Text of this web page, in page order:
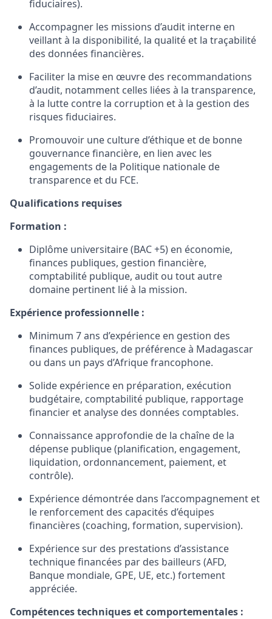
fiduciaires).
Accompagner les missions d’audit interne en
veillant à la disponibilité, la qualité et la traçabilité
des données financières.
Faciliter la mise en œuvre des recommandations
d’audit, notamment celles liées à la transparence,
à la lutte contre la corruption et à la gestion des
risques fiduciaires.
Promouvoir une culture d’éthique et de bonne
gouvernance financière, en lien avec les
engagements de la Politique nationale de
transparence et du FCE.
Qualifications requises
Formation :
Diplôme universitaire (BAC +5) en économie,
finances publiques, gestion financière,
comptabilité publique, audit ou tout autre
domaine pertinent lié à la mission.
Expérience professionnelle :
Minimum 7 ans d’expérience en gestion des
finances publiques, de préférence à Madagascar
ou dans un pays d’Afrique francophone.
Solide expérience en préparation, exécution
budgétaire, comptabilité publique, rapportage
financier et analyse des données comptables.
Connaissance approfondie de la chaîne de la
dépense publique (planification, engagement,
liquidation, ordonnancement, paiement, et
contrôle).
Expérience démontrée dans l’accompagnement et
le renforcement des capacités d’équipes
financières (coaching, formation, supervision).
Expérience sur des prestations d’assistance
technique financées par des bailleurs (AFD,
Banque mondiale, GPE, UE, etc.) fortement
appréciée.
Compétences techniques et comportementales :